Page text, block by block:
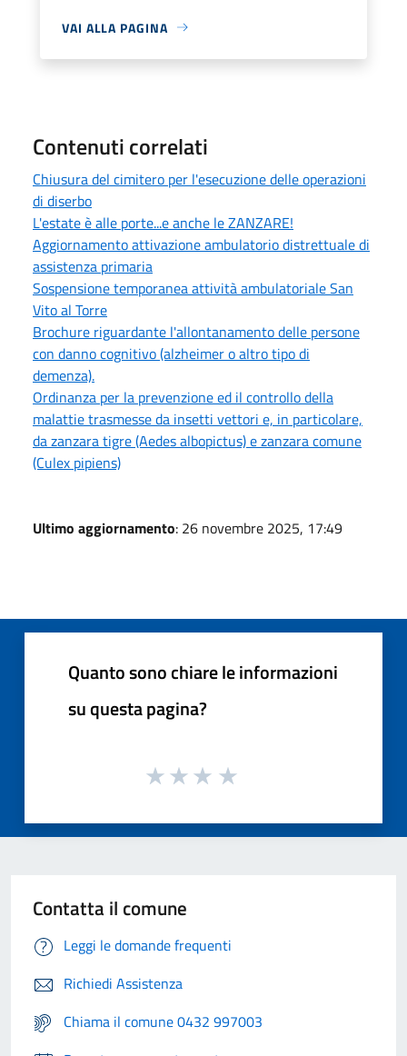
VAI ALLA PAGINA
Contenuti correlati
Chiusura del cimitero per l'esecuzione delle operazioni
di diserbo
L'estate è alle porte...e anche le ZANZARE!
Aggiornamento attivazione ambulatorio distrettuale di
assistenza primaria
Sospensione temporanea attività ambulatoriale San
Vito al Torre
Brochure riguardante l'allontanamento delle persone
con danno cognitivo (alzheimer o altro tipo di
demenza).
Ordinanza per la prevenzione ed il controllo della
malattie trasmesse da insetti vettori e, in particolare,
da zanzara tigre (Aedes albopictus) e zanzara comune
(Culex pipiens)
Ultimo aggiornamento: 26 novembre 2025, 17:49
Quanto sono chiare le informazioni
su questa pagina?
Contatta il comune
Leggi le domande frequenti
Richiedi Assistenza
Chiama il comune 0432 997003